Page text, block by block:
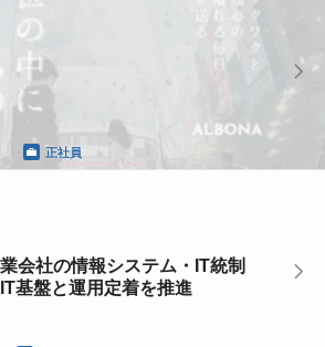
正社員
会社の情報システム・IT統制
基盤と運用定着を推進